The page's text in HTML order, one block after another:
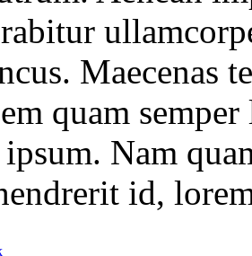
Maecenas
quam
ipsum. Nam
id,